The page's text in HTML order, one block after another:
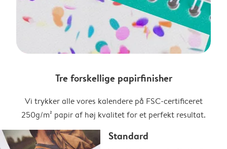
Tre forskellige papirfinisher
Vi trykker alle vores kalendere på FSC-certificeret
250g/m² papir af høj kvalitet for et perfekt resultat.
Standard